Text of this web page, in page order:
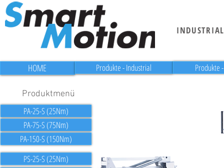
HOME Produkte - Industrial Produkte
Produktmenü
PA-25-S (25Nm)
PA-75-S (75Nm)
PA-150-S (150Nm)
PS-25-S (25Nm)